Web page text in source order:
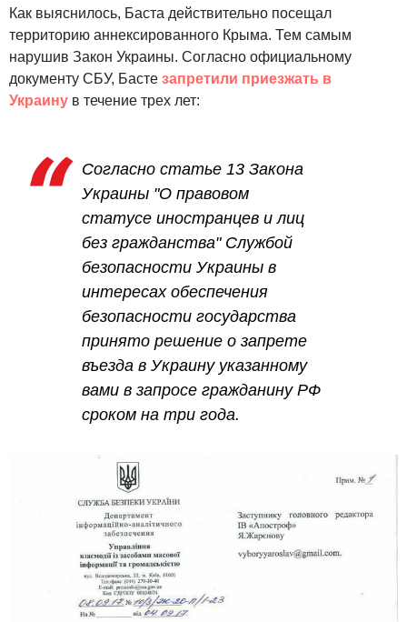
Как выяснилось, Баста действительно посещал
территорию аннексированного Крыма. Тем самым
нарушив Закон Украины. Согласно официальному
документу СБУ, Басте запретили приезжать в
Украину в течение трех лет:
Согласно статье 13 Закона
Украины "О правовом
статусе иностранцев и лиц
без гражданства" Службой
безопасности Украины в
интересах обеспечения
безопасности государства
принято решение о запрете
въезда в Украину указанному
вами в запросе гражданину РФ
сроком на три года.